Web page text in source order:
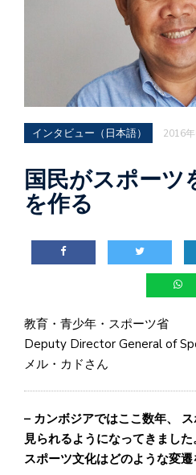
インタビュー（日本語） 2016
国民がスポーツ
を作る
教育・青少年・スポーツ省
Deputy Director General of
メル・カドさん
– カンボジアではここ数年、
見られるようになってきまし
スポーツ文化はどのような変遷